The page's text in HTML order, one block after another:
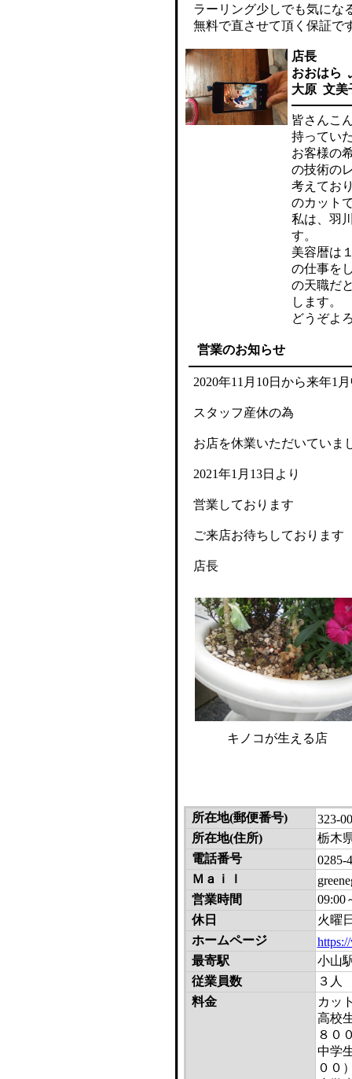
ラーリング少しでも気にな
無料で直させて頂く保証で
店長
おおはら
大原 文美
皆さんこ
持ってい
お客様の
の技術の
考えてお
のカット
私は、羽
す。
美容暦は
の仕事を
の天職だ
します。
どうぞよ
営業のお知らせ
2020年11月10日から来年1
スタッフ産休の為
お店を休業いただいていま
2021年1月13日より
営業しております
ご来店お待ちしております
店長
キノコが生える店
所在地(郵便番号)
323-
所在地(住所)
栃木
電話番号
0285-
Ｍａｉｌ
営業時間
09:00
休日
火曜
ホームページ
最寄駅
小山
従業員数
３人
料金
カッ
高校
８０
中学
００